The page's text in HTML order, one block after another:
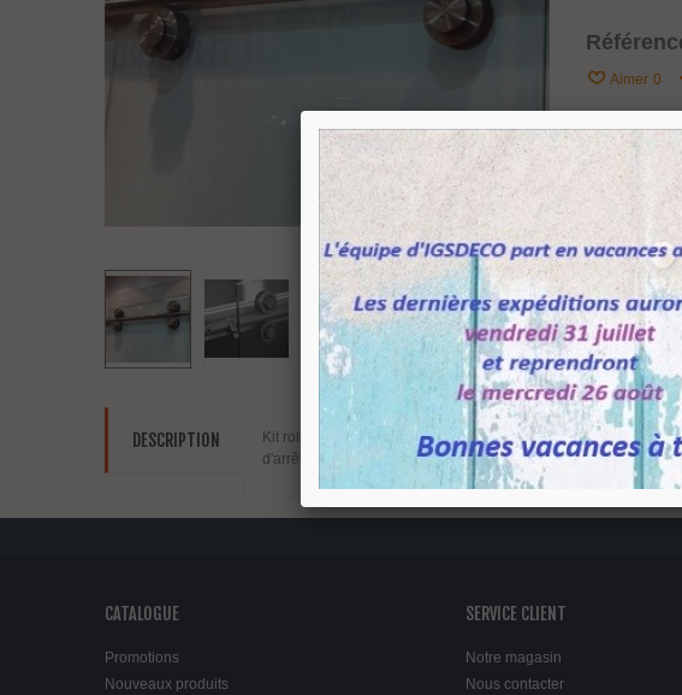
Aimer 0
DESCRIPTION Kit roller série Clear-d system. Matière inox AISI 316 finition
d'arrêt. Poids maxi de la porte 120 kg. Distance maximum
CATALOGUE
Promotions
Nouveaux produits
SERVICE CLIENT
Notre magasin
Nous contacter